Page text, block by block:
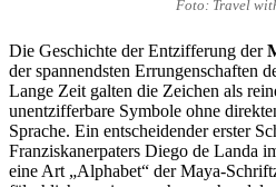
Foto: Travel
Die Geschichte der Entzifferung der
der spannendsten Errungenschaften
Lange Zeit galten die Zeichen als
unentzifferbare Symbole ohne
Sprache. Ein entscheidender erster
Franziskanerpaters Diego de Landa
eine Art „Alphabet“ der Maya-